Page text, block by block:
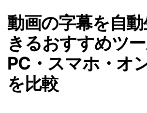
動画の字幕を自
きるおすすめツ
PC・スマホ・オ
を比較